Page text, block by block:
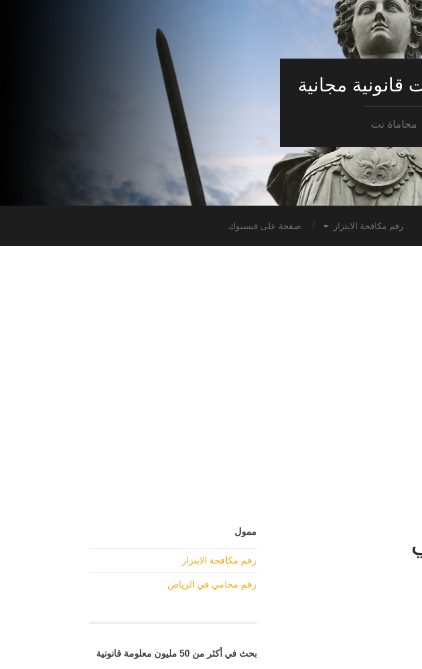
قانونية مجانية
محاماة نت
رقم مكافحة الابتزاز صفحة على فيسبوك
ممول
رقم مكافحة الابتزاز
رقم محامي في الرياض
بحث في أكثر من 50 مليون معلومة قانونية